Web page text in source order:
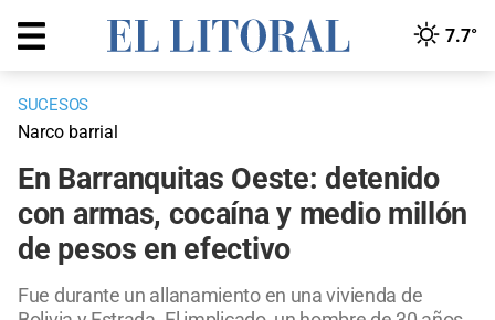
7.7°
SUCESOS
Narco barrial
En Barranquitas Oeste: detenido
con armas, cocaína y medio millón
de pesos en efectivo
Fue durante un allanamiento en una vivienda de